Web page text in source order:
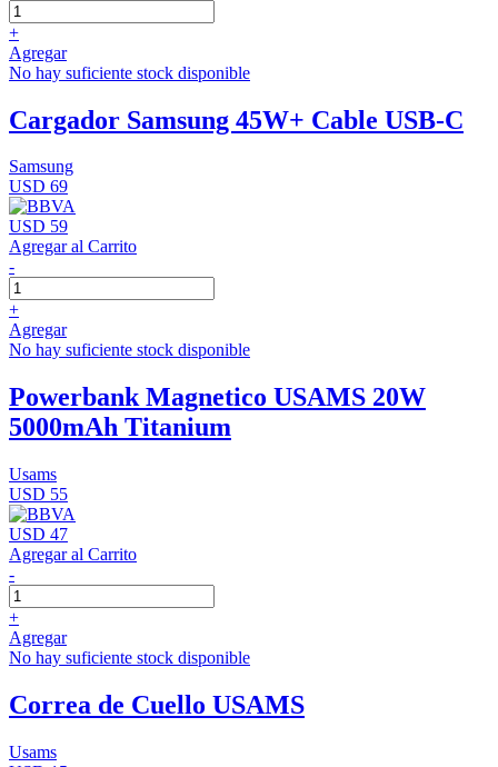
+
Agregar
No hay suficiente stock disponible
Cargador Samsung 45W+ Cable USB-C
Samsung
USD 69
USD 59
Agregar al Carrito
-
+
Agregar
No hay suficiente stock disponible
Powerbank Magnetico USAMS 20W
5000mAh Titanium
Usams
USD 55
USD 47
Agregar al Carrito
-
+
Agregar
No hay suficiente stock disponible
Correa de Cuello USAMS
Usams